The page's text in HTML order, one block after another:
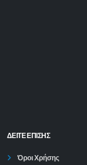
ΔΕΊΤΕ ΕΠΙΣΗΣ
Όροι Χρήσης